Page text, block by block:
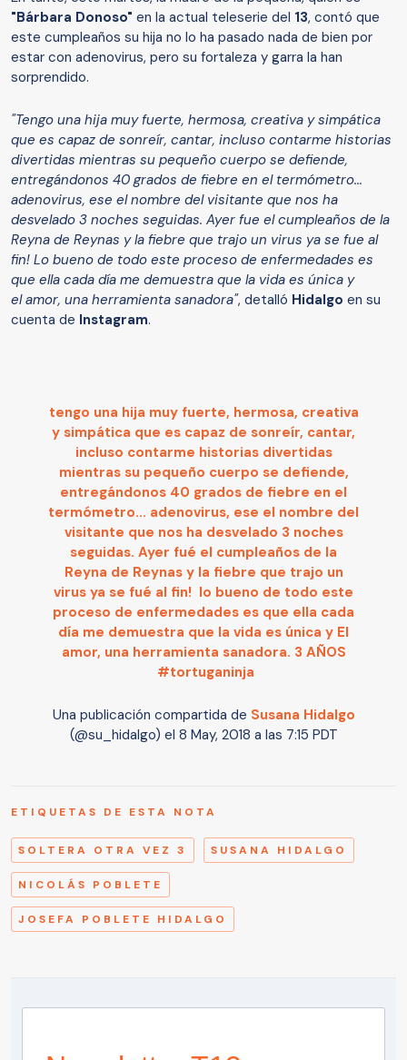
"Bárbara Donoso" en la actual teleserie del 13, contó que
este cumpleaños su hija no lo ha pasado nada de bien por
estar con adenovirus, pero su fortaleza y garra la han
sorprendido.
"Tengo una hija muy fuerte, hermosa, creativa y simpática
que es capaz de sonreír, cantar, incluso contarme historias
divertidas mientras su pequeño cuerpo se defiende,
entregándonos 40 grados de fiebre en el termómetro...
adenovirus, ese el nombre del visitante que nos ha
desvelado 3 noches seguidas. Ayer fue el cumpleaños de la
Reyna de Reynas y la fiebre que trajo un virus ya se fue al
fin! Lo bueno de todo este proceso de enfermedades es
que ella cada día me demuestra que la vida es única y
el amor, una herramienta sanadora", detalló Hidalgo en su
cuenta de Instagram.
tengo una hija muy fuerte, hermosa, creativa
y simpática que es capaz de sonreír, cantar,
incluso contarme historias divertidas
mientras su pequeño cuerpo se defiende,
entregándonos 40 grados de fiebre en el
termómetro... adenovirus, ese el nombre del
visitante que nos ha desvelado 3 noches
seguidas. Ayer fué el cumpleaños de la
Reyna de Reynas y la fiebre que trajo un
virus ya se fué al fin! lo bueno de todo este
proceso de enfermedades es que ella cada
día me demuestra que la vida es única y El
amor, una herramienta sanadora. 3 AÑOS
#tortuganinja
Una publicación compartida de Susana Hidalgo
(@su_hidalgo) el 8 May, 2018 a las 7:15 PDT
ETIQUETAS DE ESTA NOTA
SOLTERA OTRA VEZ 3 SUSANA HIDALGO
NICOLÁS POBLETE
JOSEFA POBLETE HIDALGO